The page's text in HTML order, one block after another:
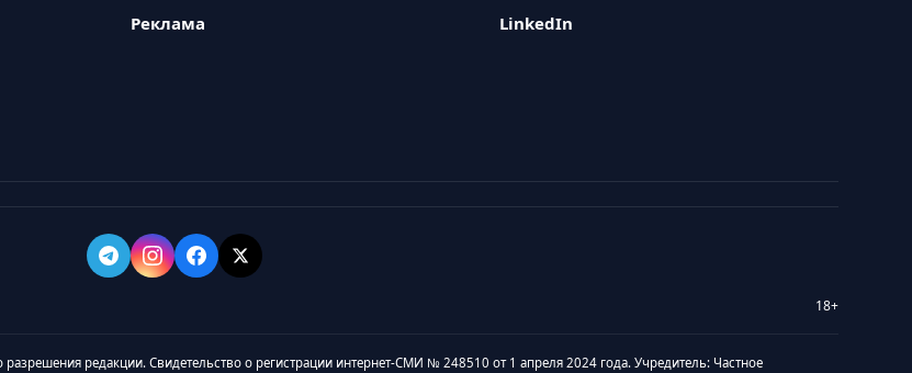
Реклама
LinkedIn
18+
редакции. Свидетельство о регистрации интернет-СМИ № 248510 от 1 апреля 2024 года. Учредитель: Частное